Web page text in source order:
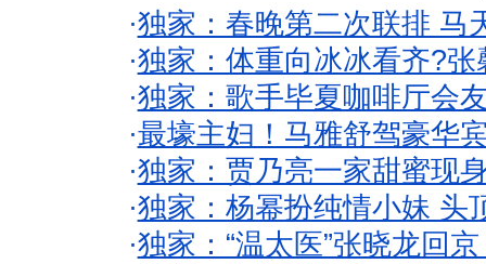
·独家：春晚第二次联排 马
·独家：体重向冰冰看齐?
·独家：歌手毕夏咖啡厅会
·最壕主妇！马雅舒驾豪华
·独家：贾乃亮一家甜蜜现
·独家：杨幂扮纯情小妹 头
·独家：“温太医”张晓龙回